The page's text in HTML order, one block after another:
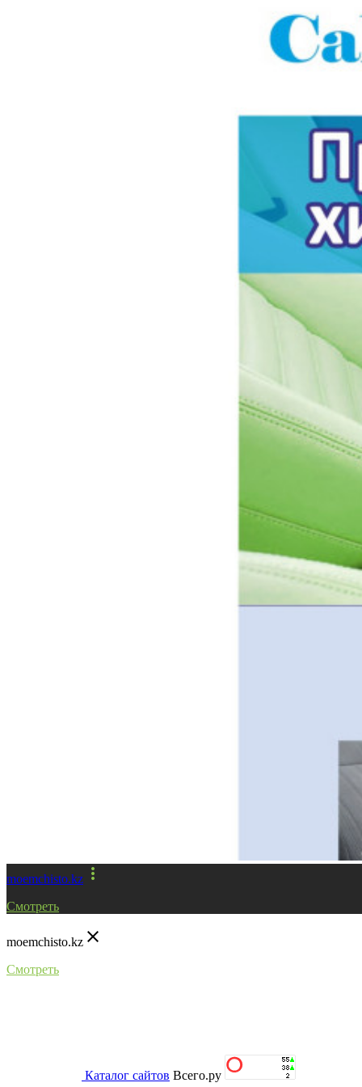
moemchisto.kz more_vert
Смотреть
moemchisto.kz close
Смотреть
Каталог сайтов Всего.ру